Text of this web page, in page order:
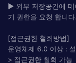
▶ 외부 저장공간에 데
기 권한을 요청 합니다.
[접근권한 철회방법]
운영체제 6.0 이상 :
> 접근권한 철회 가능